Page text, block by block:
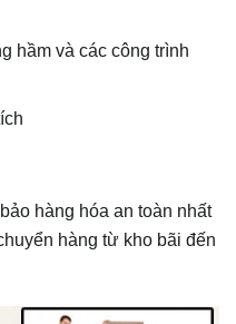
hầm và các công trình
hàng hóa an toàn nhất
hàng từ kho bãi đến